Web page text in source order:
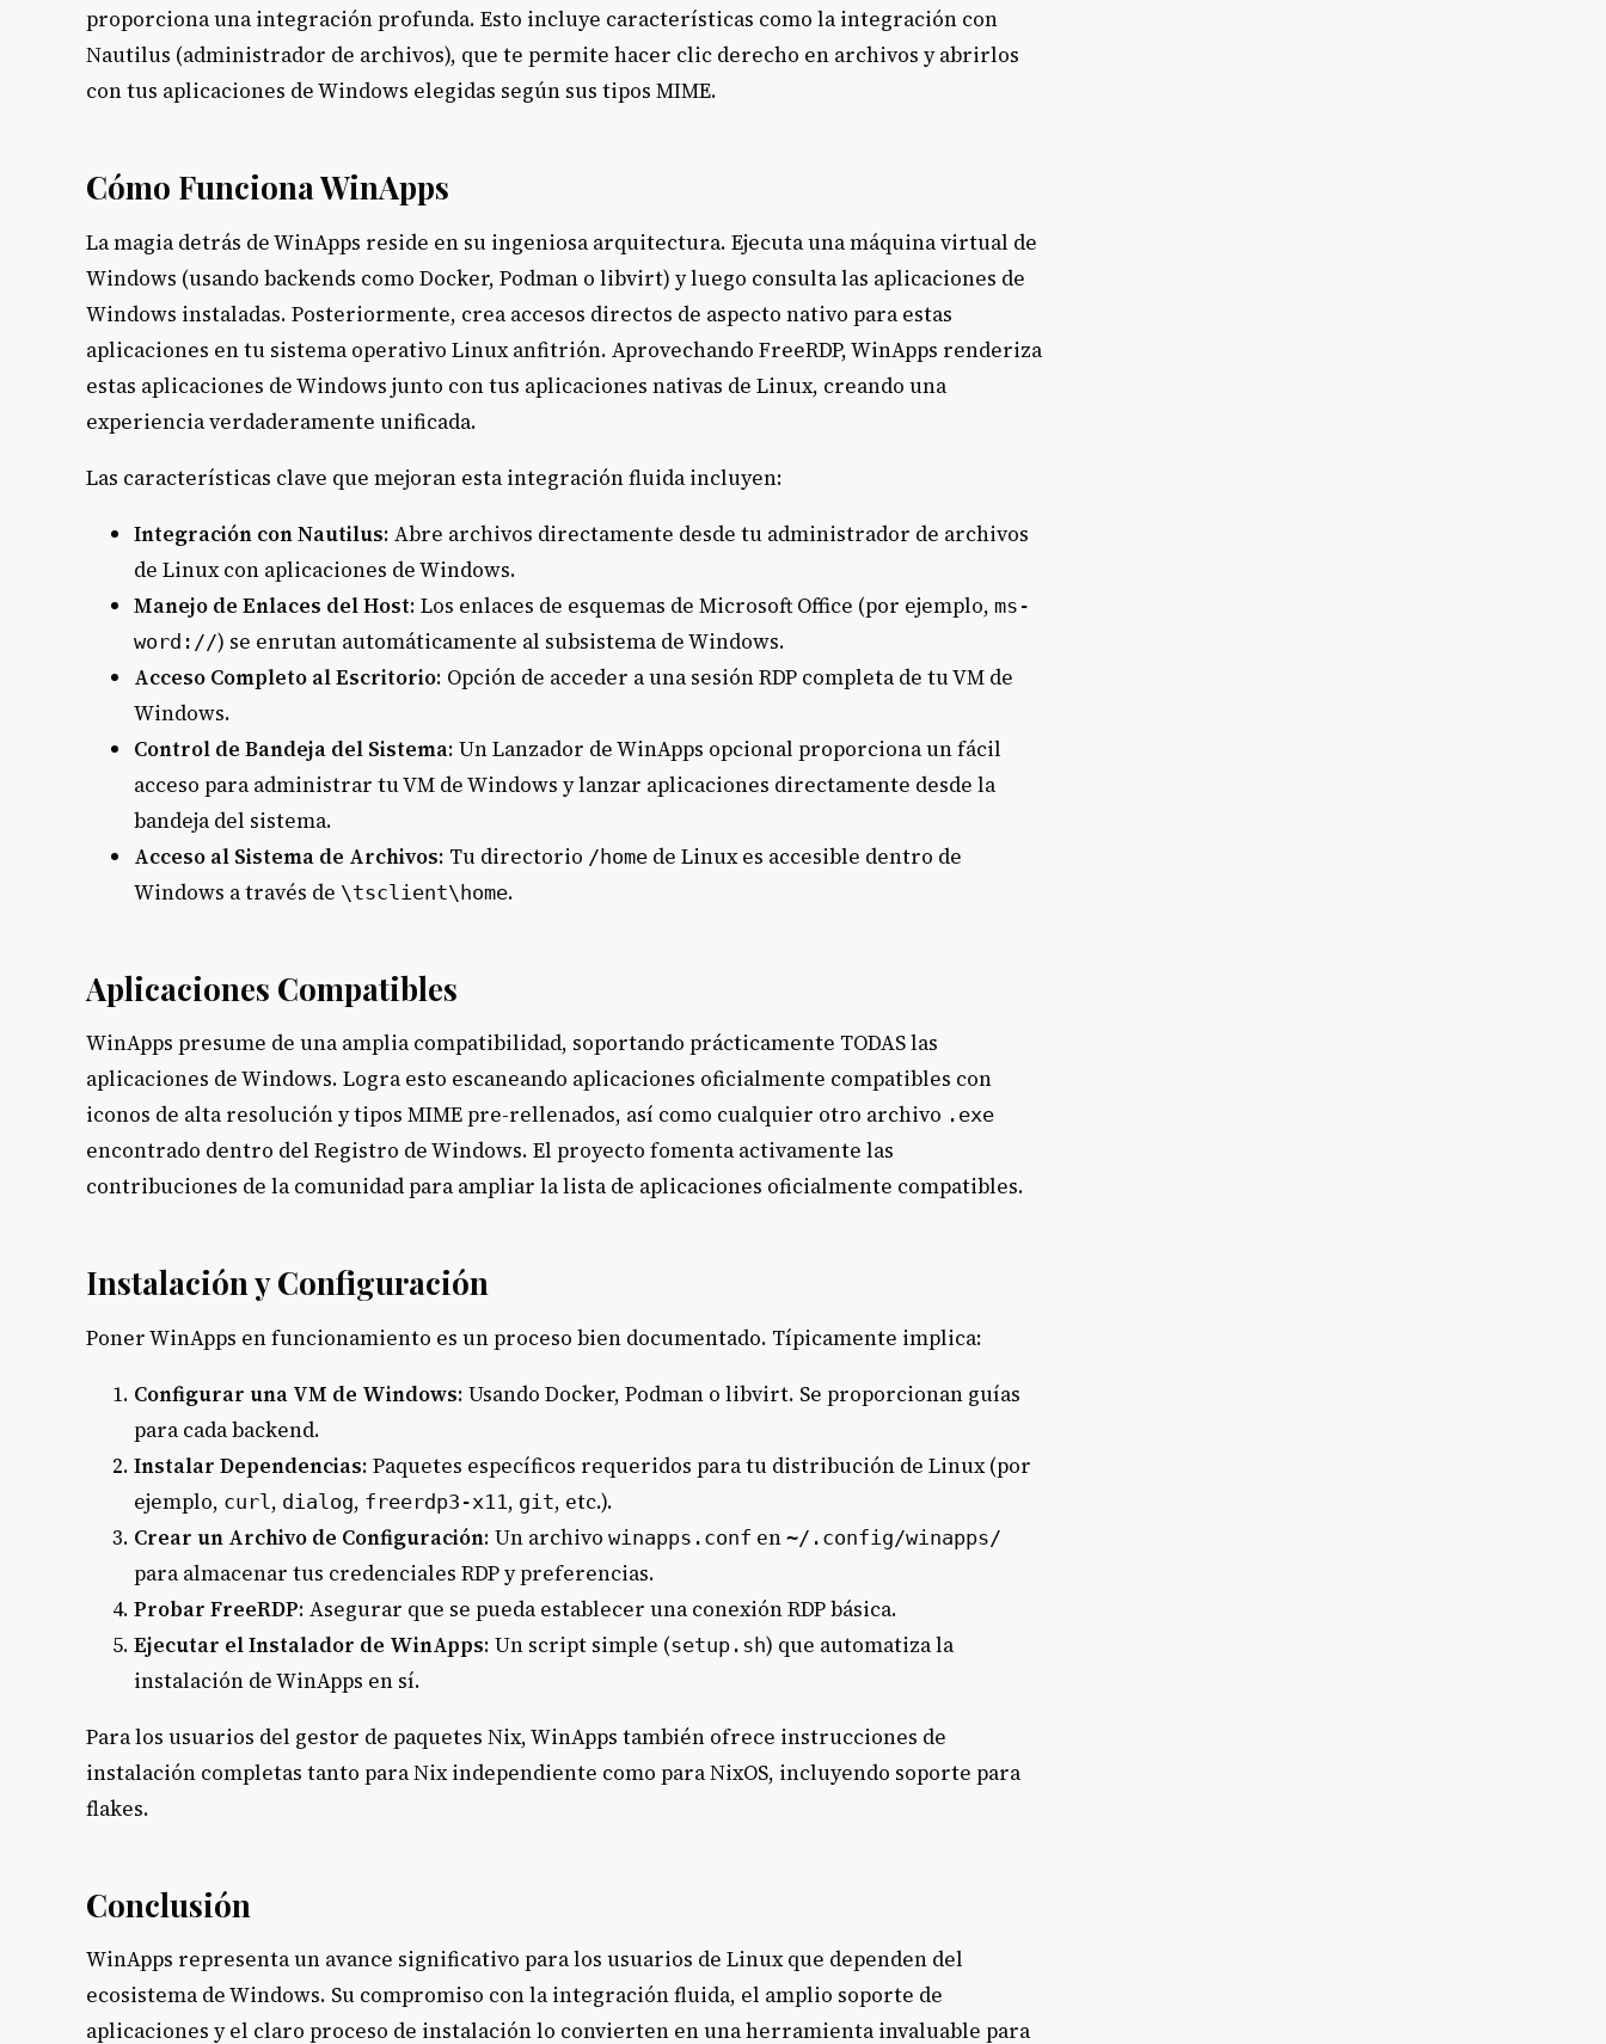
proporciona una integración profunda. Esto incluye características como la integración con
Nautilus (administrador de archivos), que te permite hacer clic derecho en archivos y abrirlos
con tus aplicaciones de Windows elegidas según sus tipos MIME.
Cómo Funciona WinApps
La magia detrás de WinApps reside en su ingeniosa arquitectura. Ejecuta una máquina virtual de
Windows (usando backends como Docker, Podman o libvirt) y luego consulta las aplicaciones de
Windows instaladas. Posteriormente, crea accesos directos de aspecto nativo para estas
aplicaciones en tu sistema operativo Linux anfitrión. Aprovechando FreeRDP, WinApps renderiza
estas aplicaciones de Windows junto con tus aplicaciones nativas de Linux, creando una
experiencia verdaderamente unificada.
Las características clave que mejoran esta integración fluida incluyen:
Integración con Nautilus: Abre archivos directamente desde tu administrador de archivos
de Linux con aplicaciones de Windows.
Manejo de Enlaces del Host: Los enlaces de esquemas de Microsoft Office (por ejemplo, ms-
word://) se enrutan automáticamente al subsistema de Windows.
Acceso Completo al Escritorio: Opción de acceder a una sesión RDP completa de tu VM de
Windows.
Control de Bandeja del Sistema: Un Lanzador de WinApps opcional proporciona un fácil
acceso para administrar tu VM de Windows y lanzar aplicaciones directamente desde la
bandeja del sistema.
Acceso al Sistema de Archivos: Tu directorio /home de Linux es accesible dentro de
Windows a través de \tsclient\home.
Aplicaciones Compatibles
WinApps presume de una amplia compatibilidad, soportando prácticamente TODAS las
aplicaciones de Windows. Logra esto escaneando aplicaciones oficialmente compatibles con
iconos de alta resolución y tipos MIME pre-rellenados, así como cualquier otro archivo .exe
encontrado dentro del Registro de Windows. El proyecto fomenta activamente las
contribuciones de la comunidad para ampliar la lista de aplicaciones oficialmente compatibles.
Instalación y Configuración
Poner WinApps en funcionamiento es un proceso bien documentado. Típicamente implica:
Configurar una VM de Windows: Usando Docker, Podman o libvirt. Se proporcionan guías
para cada backend.
Instalar Dependencias: Paquetes específicos requeridos para tu distribución de Linux (por
ejemplo, curl , dialog, freerdp3-x11 , git, etc.).
Crear un Archivo de Configuración: Un archivo winapps.conf en ~/.config/winapps/
para almacenar tus credenciales RDP y preferencias.
Probar FreeRDP: Asegurar que se pueda establecer una conexión RDP básica.
Ejecutar el Instalador de WinApps: Un script simple (setup.sh) que automatiza la
instalación de WinApps en sí.
Para los usuarios del gestor de paquetes Nix, WinApps también ofrece instrucciones de
instalación completas tanto para Nix independiente como para NixOS, incluyendo soporte para
flakes.
Conclusión
WinApps representa un avance significativo para los usuarios de Linux que dependen del
ecosistema de Windows. Su compromiso con la integración fluida, el amplio soporte de
aplicaciones y el claro proceso de instalación lo convierten en una herramienta invaluable para